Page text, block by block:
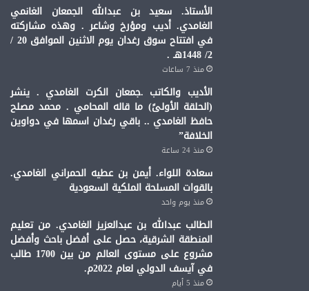
الأستاذ. سعيد بن عبدالله الجمعان الغانمي
الغامدي. أديب ومؤرخ وشاعر . وهذه مشاركته
في افتتاح سوق رغدان يوم الاثنين الموافق 20 /
2/ 1448هـ .
منذ 7 ساعات
الأديب والكاتب .جمعان الكرت الغامدي . ينشر
(الحلقة الأولىً) ما قاله المحامي . محمد مصلح
حافظ الغامدي .. باقي رغدان اسمها في دواوين
الخلافة”
منذ 24 ساعة
سعادة اللواء. أيمن بن عطيه الحمراني الغامدي.
بالقوات المسلحة الملكية السعودية
منذ يوم واحد
الطالب عبدالله بن عبدالعزيز الغامدي. من تعليم
المنطقة الشرقية، حصل على أفضل باحث وأفضل
مشروع على مستوى العالم من بين 1700 طالب
في آيسف الدولي لعام 2022م.
منذ 5 أيام